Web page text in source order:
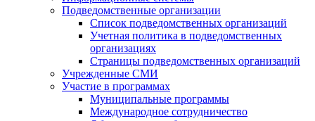
Подведомственные организации
Список подведомственных организаций
Учетная политика в подведомственных
организациях
Страницы подведомственных организаций
Учрежденные СМИ
Участие в программах
Муниципальные программы
Международное сотрудничество